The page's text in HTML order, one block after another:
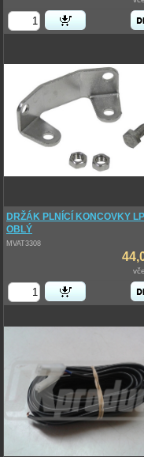
DRŽÁK PLNÍCÍ KONCOVKY
OBLÝ
MVAT3308